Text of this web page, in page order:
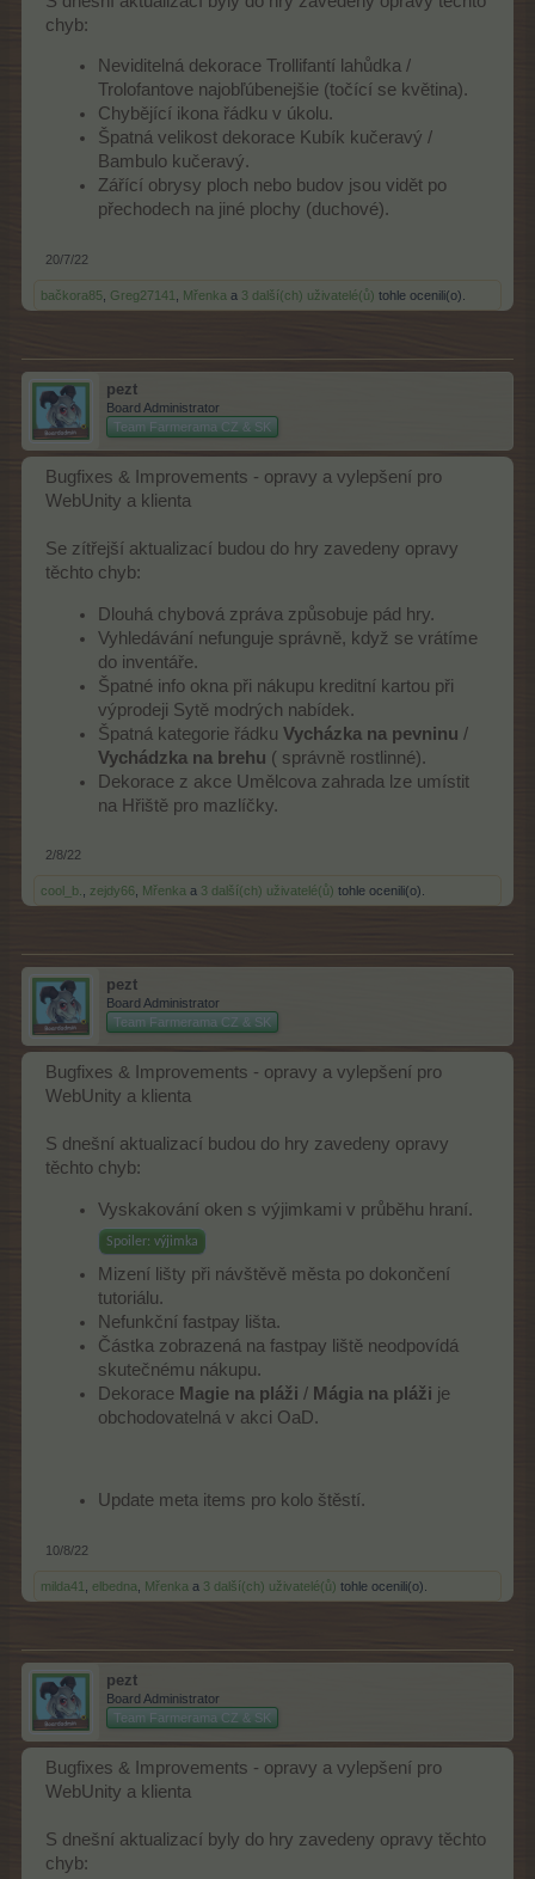
chyb:
Neviditelná dekorace Trollifantí lahůdka /
Trolofantove najobľúbenejšie (točící se květina).
Chybějící ikona řádku v úkolu.
Špatná velikost dekorace Kubík kučeravý /
Bambulo kučeravý.
Zářící obrysy ploch nebo budov jsou vidět po
přechodech na jiné plochy (duchové).
20/7/22
bačkora85 Greg27141 Mřenka a 3 další(ch) uživatelé(ů) tohle ocenili(o).
pezt
Board Administrator
Team Farmerama CZ & SK
Bugfixes & Improvements - opravy a vylepšení pro
WebUnity a klienta
Se zítřejší aktualizací budou do hry zavedeny opravy
těchto chyb:
Dlouhá chybová zpráva způsobuje pád hry.
Vyhledávání nefunguje správně, když se vrátíme
do inventáře.
Špatné info okna při nákupu kreditní kartou při
výprodeji Sytě modrých nabídek.
Špatná kategorie řádku Vycházka na pevninu /
Vychádzka na brehu ( správně rostlinné).
Dekorace z akce Umělcova zahrada lze umístit
na Hřiště pro mazlíčky.
2/8/22
cool_b. zejdy66 Mřenka a 3 další(ch) uživatelé(ů) tohle ocenili(o).
pezt
Board Administrator
Team Farmerama CZ & SK
Bugfixes & Improvements - opravy a vylepšení pro
WebUnity a klienta
S dnešní aktualizací budou do hry zavedeny opravy
těchto chyb:
Vyskakování oken s výjimkami v průběhu hraní.
Spoiler: výjimka
Mizení lišty při návštěvě města po dokončení
tutoriálu.
Nefunkční fastpay lišta.
Částka zobrazená na fastpay liště neodpovídá
skutečnému nákupu.
Dekorace Magie na pláži / Mágia na pláži je
obchodovatelná v akci OaD.
Update meta items pro kolo štěstí.
10/8/22
milda41 elbedna Mřenka a 3 další(ch) uživatelé(ů) tohle ocenili(o).
pezt
Board Administrator
Team Farmerama CZ & SK
Bugfixes & Improvements - opravy a vylepšení pro
WebUnity a klienta
S dnešní aktualizací byly do hry zavedeny opravy těchto
chyb: